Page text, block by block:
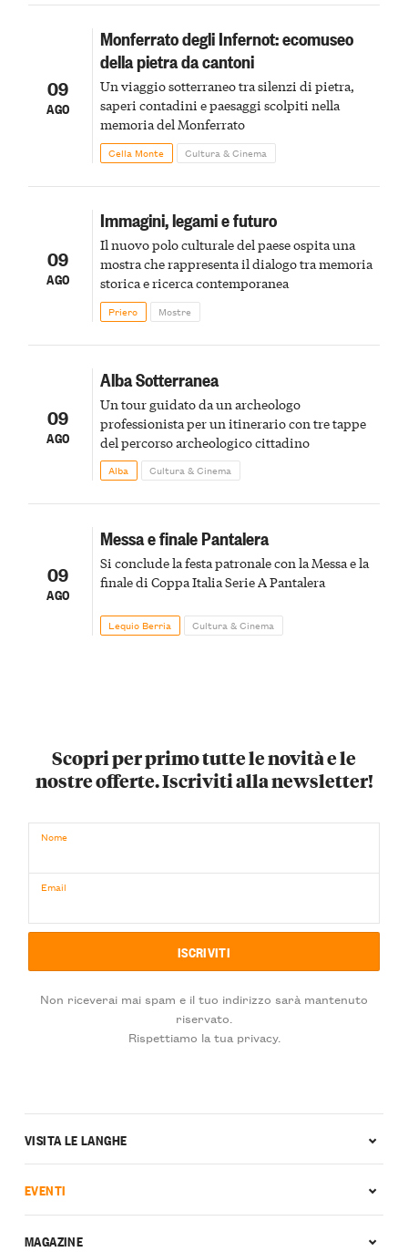
09
AGO
Monferrato degli Infernot: ecomuseo
della pietra da cantoni
Un viaggio sotterraneo tra silenzi di pietra,
saperi contadini e paesaggi scolpiti nella
memoria del Monferrato
Cella Monte Cultura & Cinema
09
AGO
Immagini, legami e futuro
Il nuovo polo culturale del paese ospita una
mostra che rappresenta il dialogo tra memoria
storica e ricerca contemporanea
Priero Mostre
09
AGO
Alba Sotterranea
Un tour guidato da un archeologo
professionista per un itinerario con tre tappe
del percorso archeologico cittadino
Alba Cultura & Cinema
09
AGO
Messa e finale Pantalera
Si conclude la festa patronale con la Messa e la
finale di Coppa Italia Serie A Pantalera
Lequio Berria Cultura & Cinema
Scopri per primo tutte le novità e le
nostre offerte. Iscriviti alla newsletter!
Nome
Email
Non riceverai mai spam e il tuo indirizzo sarà mantenuto
riservato.
Rispettiamo la tua privacy.
VISITA LE LANGHE
EVENTI
MAGAZINE